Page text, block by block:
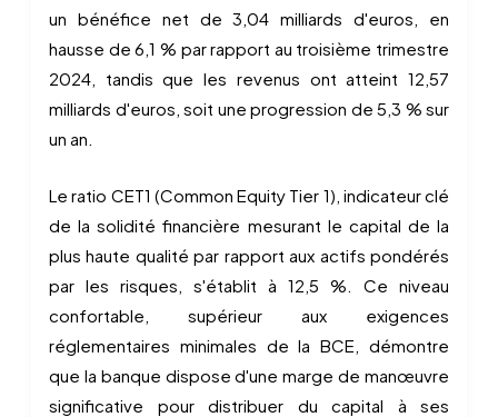
un bénéfice net de 3,04 milliards d'euros, en
hausse de 6,1 % par rapport au troisième trimestre
2024, tandis que les revenus ont atteint 12,57
milliards d'euros, soit une progression de 5,3 % sur
un an.
Le ratio CET1 (Common Equity Tier 1), indicateur clé
de la solidité financière mesurant le capital de la
plus haute qualité par rapport aux actifs pondérés
par les risques, s'établit à 12,5 %. Ce niveau
confortable, supérieur aux exigences
réglementaires minimales de la BCE, démontre
que la banque dispose d'une marge de manœuvre
significative pour distribuer du capital à ses